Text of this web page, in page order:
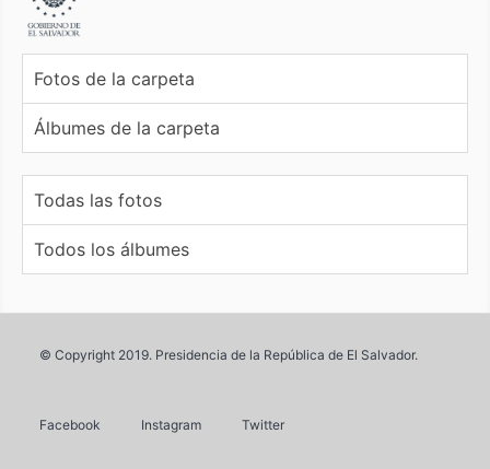
Fotos de la carpeta
Álbumes de la carpeta
Todas las fotos
Todos los álbumes
© Copyright 2019. Presidencia de la República de El Salvador.
Facebook Instagram Twitter